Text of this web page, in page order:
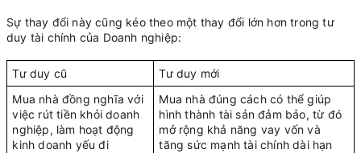
Sự thay đổi này cũng kéo theo một thay đổi lớn hơn trong tư
duy tài chính của Doanh nghiệp:
Tư duy cũ
Tư duy mới
Mua nhà đồng nghĩa với
việc rút tiền khỏi doanh
nghiệp, làm hoạt động
kinh doanh yếu đi
Mua nhà đúng cách có thể giúp
hình thành tài sản đảm bảo, từ đó
mở rộng khả năng vay vốn và
tăng sức mạnh tài chính dài hạn